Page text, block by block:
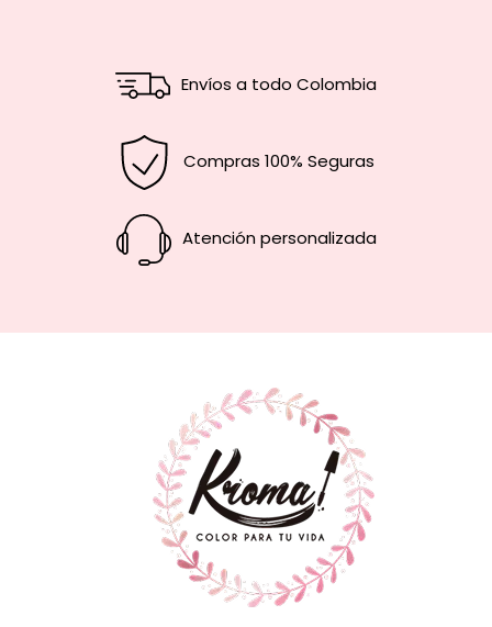
Envíos a todo Colombia
Compras 100% Seguras
Atención personalizada